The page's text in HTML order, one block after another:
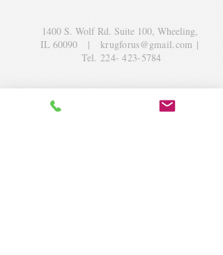
1400 S. Wolf Rd. Suite 100, Wheeling,
IL 60090 |krugforus@gmail.com |
Tel.224- 423-5784